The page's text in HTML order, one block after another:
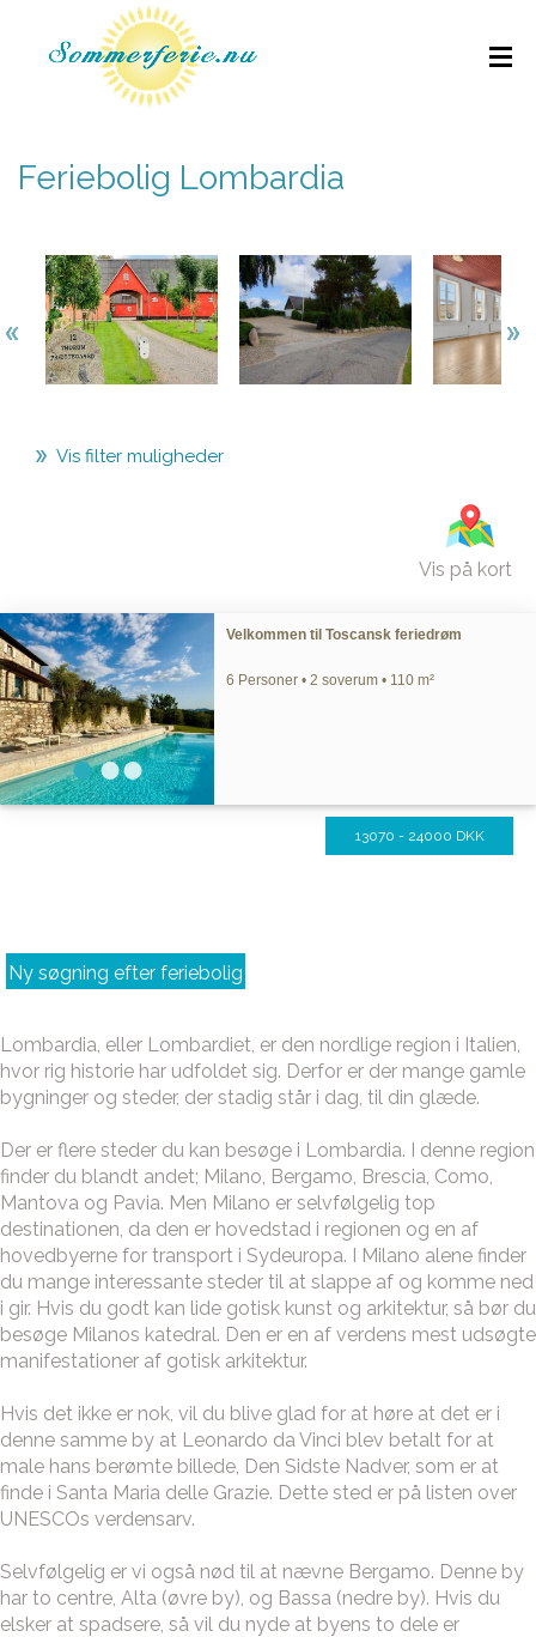
Feriebolig Lombardia
Vis filter muligheder
Vis på kort
Velkommen til Toscansk feriedrøm
6 Personer • 2 soverum • 110 m²
13070 - 24000 DKK
Ny søgning efter feriebolig
Lombardia, eller Lombardiet, er den nordlige region i Italien,
hvor rig historie har udfoldet sig. Derfor er der mange gamle
bygninger og steder, der stadig står i dag, til din glæde.
Der er flere steder du kan besøge i Lombardia. I denne region
finder du blandt andet; Milano, Bergamo, Brescia, Como,
Mantova og Pavia. Men Milano er selvfølgelig top
destinationen, da den er hovedstad i regionen og en af
hovedbyerne for transport i Sydeuropa. I Milano alene finder
du mange interessante steder til at slappe af og komme ned
i gir. Hvis du godt kan lide gotisk kunst og arkitektur, så bør du
besøge Milanos katedral. Den er en af verdens mest udsøgte
manifestationer af gotisk arkitektur.
Hvis det ikke er nok, vil du blive glad for at høre at det er i
denne samme by at Leonardo da Vinci blev betalt for at
male hans berømte billede, Den Sidste Nadver, som er at
finde i Santa Maria delle Grazie. Dette sted er på listen over
UNESCOs verdensarv.
Selvfølgelig er vi også nød til at nævne Bergamo. Denne by
har to centre, Alta (øvre by), og Bassa (nedre by). Hvis du
elsker at spadsere, så vil du nyde at byens to dele er